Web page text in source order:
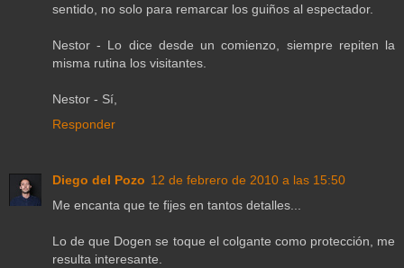
sentido, no solo para remarcar los guiños al espectador.
Nestor - Lo dice desde un comienzo, siempre repiten la
misma rutina los visitantes.
Nestor - Sí,
Responder
Diego del Pozo 12 de febrero de 2010 a las 15:50
Me encanta que te fijes en tantos detalles...
Lo de que Dogen se toque el colgante como protección, me
resulta interesante.